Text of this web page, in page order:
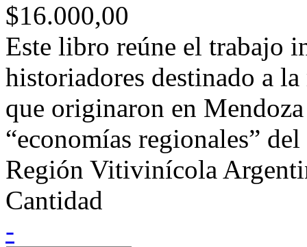
$16.000,00
Este libro reúne el trabajo
historiadores destinado a
que originaron en
“economías regionales”
Región Vitivinícola
Cantidad
-